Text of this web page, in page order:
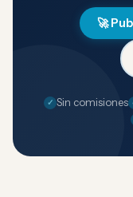
🚀
Sin comisiones